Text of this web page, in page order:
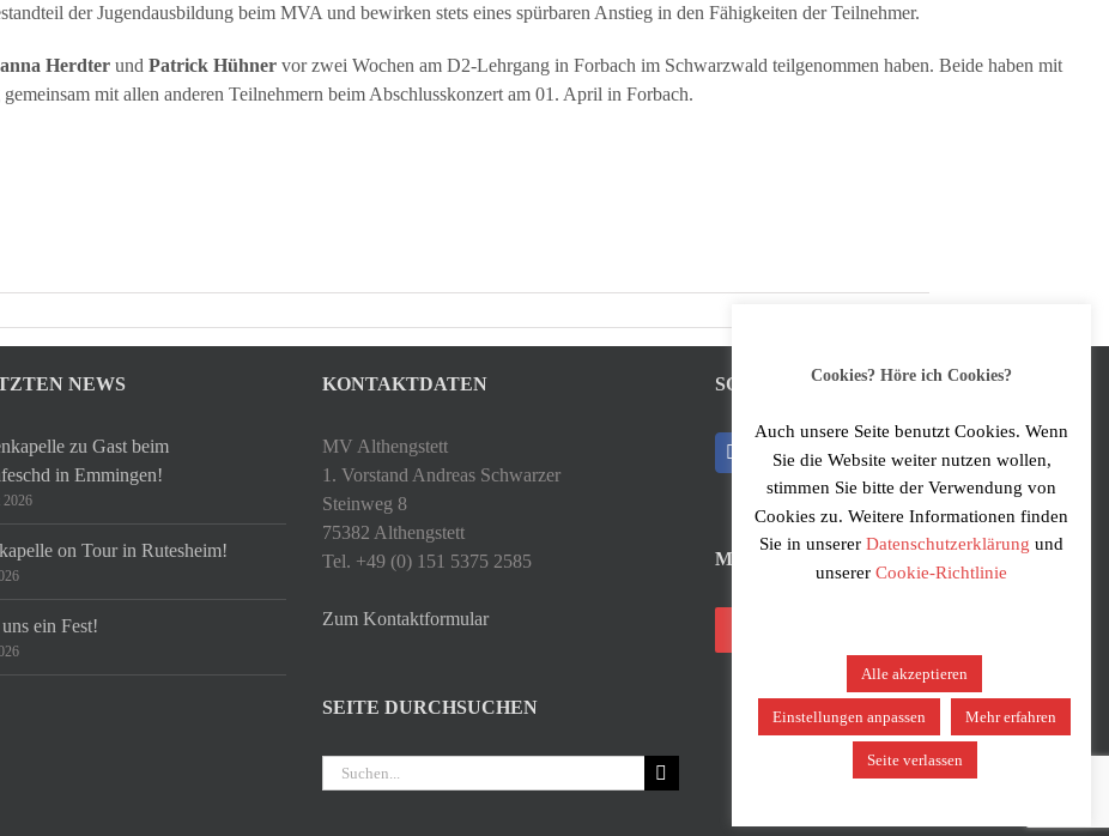
der Jugendausbildung beim MVA und bewirken stets eines spürbaren Anstieg in den Fähigkeiten der Teilnehmer.
Herdter und Patrick Hühner vor zwei Wochen am D2-Lehrgang in Forbach im Schwarzwald teilgenommen haben. Beide haben mit
mit allen anderen Teilnehmern beim Abschlusskonzert am 01. April in Forbach.
NEWS
zu Gast beim
in Emmingen!
2026
on Tour in Rutesheim!
ein Fest!
KONTAKTDATEN
MV Althengstett
1. Vorstand Andreas Schwarzer
Steinweg 8
75382 Althengstett
Tel. +49 (0) 151 5375 2585
Zum Kontaktformular
SEITE DURCHSUCHEN
Suche
nach:
SOCIAL MEDIA
MUSIKER*INNEN-LOGIN
Cookies? Höre ich Cookies?
Auch unsere Seite benutzt Cookies. Wenn
Sie die Website weiter nutzen wollen,
stimmen Sie bitte der Verwendung von
Cookies zu. Weitere Informationen finden
Sie in unserer Datenschutzerklärung und
unserer Cookie-Richtlinie
Alle akzeptieren
Einstellungen anpassen Mehr erfahren
Seite verlassen